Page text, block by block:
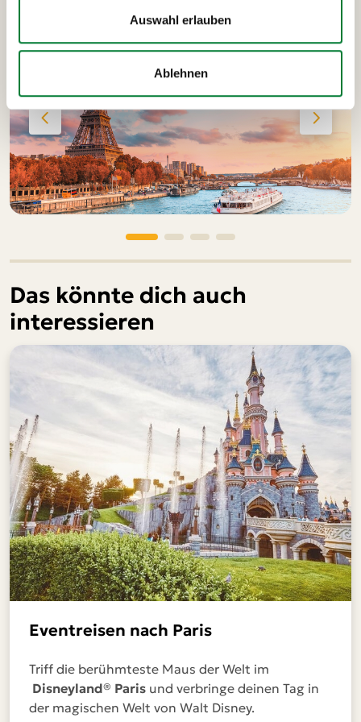
Auswahl erlauben
Ablehnen
Das könnte dich auch
interessieren
Eventreisen nach Paris
Triff die berühmteste Maus der Welt im
Disneyland® Paris und verbringe deinen Tag in
der magischen Welt von Walt Disney.